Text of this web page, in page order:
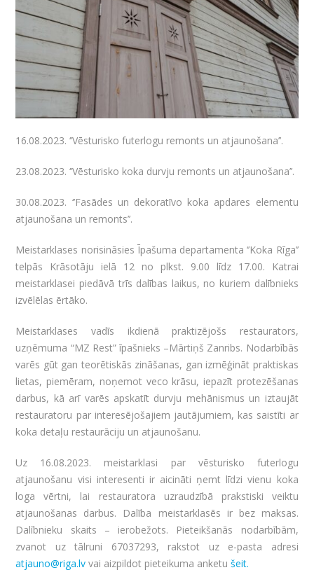
16.08.2023. ‘’Vēsturisko futerlogu remonts un atjaunošana’’.
23.08.2023. ‘’Vēsturisko koka durvju remonts un atjaunošana’’.
30.08.2023. ‘’Fasādes un dekoratīvo koka apdares elementu
atjaunošana un remonts’’.
Meistarklases norisināsies Īpašuma departamenta ‘’Koka Rīga’’
telpās Krāsotāju ielā 12 no plkst. 9.00 līdz 17.00. Katrai
meistarklasei piedāvā trīs dalības laikus, no kuriem dalībnieks
izvēlēlas ērtāko.
Meistarklases vadīs ikdienā praktizējošs restaurators,
uzņēmuma “MZ Rest” īpašnieks –Mārtiņš Zanribs. Nodarbībās
varēs gūt gan teorētiskās zināšanas, gan izmēģināt praktiskas
lietas, piemēram, noņemot veco krāsu, iepazīt protezēšanas
darbus, kā arī varēs apskatīt durvju mehānismus un iztaujāt
restauratoru par interesējošajiem jautājumiem, kas saistīti ar
koka detaļu restaurāciju un atjaunošanu.
Uz 16.08.2023. meistarklasi par vēsturisko futerlogu
atjaunošanu visi interesenti ir aicināti ņemt līdzi vienu koka
loga vērtni, lai restauratora uzraudzībā prakstiski veiktu
atjaunošanas darbus. Dalība meistarklasēs ir bez maksas.
Dalībnieku skaits – ierobežots. Pieteikšanās nodarbībām,
zvanot uz tālruni 67037293, rakstot uz e-pasta adresi
atjauno@riga.lv vai aizpildot pieteikuma anketušeit.